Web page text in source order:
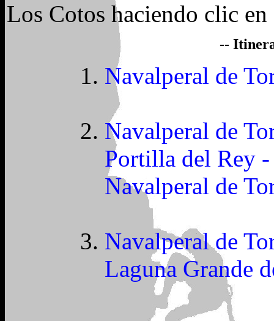
Los Cotos haciendo clic en
--
Navalperal de
Navalperal de
Portilla del Rey -
Navalperal de
Navalperal de
Laguna Grande